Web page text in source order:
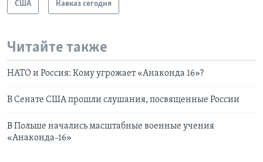
США Кавказ сегодня
Читайте также
НАТО и Россия: Кому угрожает «Анаконда 16»?
В Сенате США прошли слушания, посвященные России
В Польше начались масштабные военные учения
«Анаконда-16»